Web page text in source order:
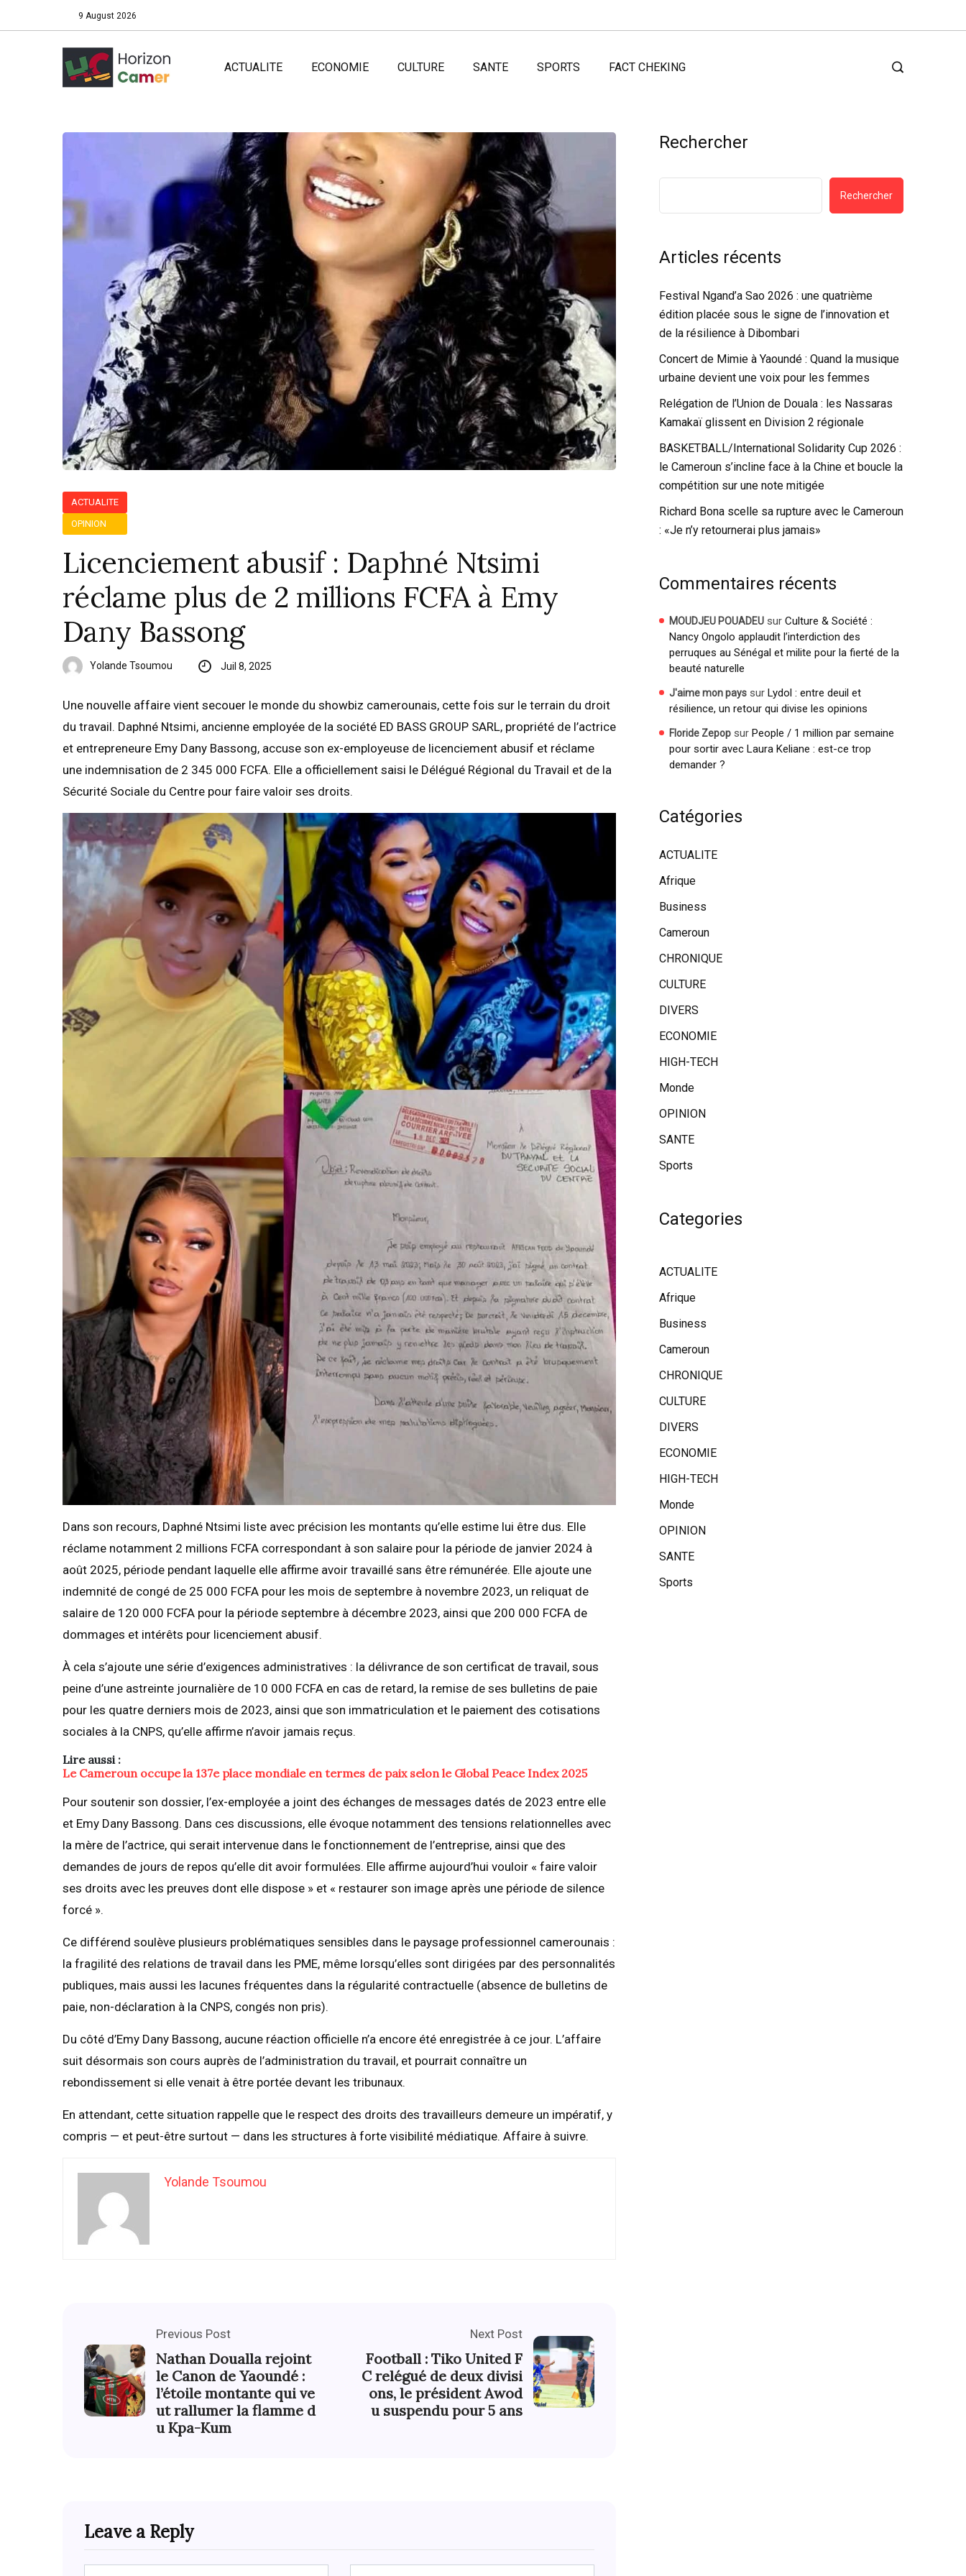
9 August 2026
ACTUALITE ECONOMIE CULTURE SANTE SPORTS FACT CHEKING
ACTUALITE
OPINION
Licenciement abusif : Daphné Ntsimi
réclame plus de 2 millions FCFA à Emy
Dany Bassong
Yolande Tsoumou Juil 8, 2025
Une nouvelle affaire vient secouer le monde du showbiz camerounais, cette fois sur le terrain du droit
du travail. Daphné Ntsimi, ancienne employée de la société ED BASS GROUP SARL, propriété de l’actrice
et entrepreneure Emy Dany Bassong, accuse son ex-employeuse de licenciement abusif et réclame
une indemnisation de 2 345 000 FCFA. Elle a officiellement saisi le Délégué Régional du Travail et de la
Sécurité Sociale du Centre pour faire valoir ses droits.
Dans son recours, Daphné Ntsimi liste avec précision les montants qu’elle estime lui être dus. Elle
réclame notamment 2 millions FCFA correspondant à son salaire pour la période de janvier 2024 à
août 2025, période pendant laquelle elle affirme avoir travaillé sans être rémunérée. Elle ajoute une
indemnité de congé de 25 000 FCFA pour les mois de septembre à novembre 2023, un reliquat de
salaire de 120 000 FCFA pour la période septembre à décembre 2023, ainsi que 200 000 FCFA de
dommages et intérêts pour licenciement abusif.
À cela s’ajoute une série d’exigences administratives : la délivrance de son certificat de travail, sous
peine d’une astreinte journalière de 10 000 FCFA en cas de retard, la remise de ses bulletins de paie
pour les quatre derniers mois de 2023, ainsi que son immatriculation et le paiement des cotisations
sociales à la CNPS, qu’elle affirme n’avoir jamais reçus.
Lire aussi :
Le Cameroun occupe la 137e place mondiale en termes de paix selon le Global Peace Index 2025
Pour soutenir son dossier, l’ex-employée a joint des échanges de messages datés de 2023 entre elle
et Emy Dany Bassong. Dans ces discussions, elle évoque notamment des tensions relationnelles avec
la mère de l’actrice, qui serait intervenue dans le fonctionnement de l’entreprise, ainsi que des
demandes de jours de repos qu’elle dit avoir formulées. Elle affirme aujourd’hui vouloir « faire valoir
ses droits avec les preuves dont elle dispose » et « restaurer son image après une période de silence
forcé ».
Ce différend soulève plusieurs problématiques sensibles dans le paysage professionnel camerounais :
la fragilité des relations de travail dans les PME, même lorsqu’elles sont dirigées par des personnalités
publiques, mais aussi les lacunes fréquentes dans la régularité contractuelle (absence de bulletins de
paie, non-déclaration à la CNPS, congés non pris).
Du côté d’Emy Dany Bassong, aucune réaction officielle n’a encore été enregistrée à ce jour. L’affaire
suit désormais son cours auprès de l’administration du travail, et pourrait connaître un
rebondissement si elle venait à être portée devant les tribunaux.
En attendant, cette situation rappelle que le respect des droits des travailleurs demeure un impératif, y
compris — et peut-être surtout — dans les structures à forte visibilité médiatique. Affaire à suivre.
Yolande Tsoumou
Previous Post
Nathan Doualla rejoint
le Canon de Yaoundé :
l’étoile montante qui ve
ut rallumer la flamme d
u Kpa-Kum
Next Post
Football : Tiko United F
C relégué de deux divisi
ons, le président Awod
u suspendu pour 5 ans
Leave a Reply
Rechercher
Rechercher
Articles récents
Festival Ngand’a Sao 2026 : une quatrième
édition placée sous le signe de l’innovation et
de la résilience à Dibombari
Concert de Mimie à Yaoundé : Quand la musique
urbaine devient une voix pour les femmes
Relégation de l’Union de Douala : les Nassaras
Kamakaï glissent en Division 2 régionale
BASKETBALL/International Solidarity Cup 2026 :
le Cameroun s’incline face à la Chine et boucle la
compétition sur une note mitigée
Richard Bona scelle sa rupture avec le Cameroun
: «Je n’y retournerai plus jamais»
Commentaires récents
MOUDJEU POUADEU sur Culture & Société :
Nancy Ongolo applaudit l’interdiction des
perruques au Sénégal et milite pour la fierté de la
beauté naturelle
J'aime mon pays sur Lydol : entre deuil et
résilience, un retour qui divise les opinions
Floride Zepop sur People / 1 million par semaine
pour sortir avec Laura Keliane : est-ce trop
demander ?
Catégories
ACTUALITE
Afrique
Business
Cameroun
CHRONIQUE
CULTURE
DIVERS
ECONOMIE
HIGH-TECH
Monde
OPINION
SANTE
Sports
Categories
ACTUALITE
Afrique
Business
Cameroun
CHRONIQUE
CULTURE
DIVERS
ECONOMIE
HIGH-TECH
Monde
OPINION
SANTE
Sports